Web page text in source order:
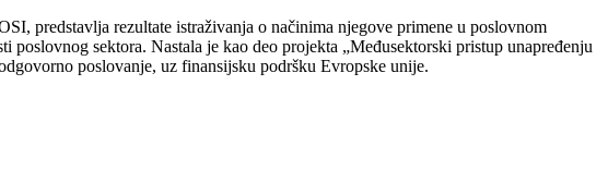
predstavlja rezultate istraživanja o načinima njegove primene u poslovnom
sektora. Nastala je kao deo projekta „Međusektorski pristup unapređenju
poslovanje, uz finansijsku podršku Evropske unije.